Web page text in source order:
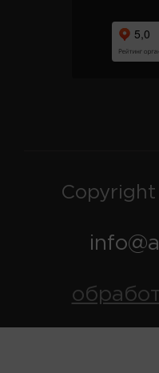
Copyright